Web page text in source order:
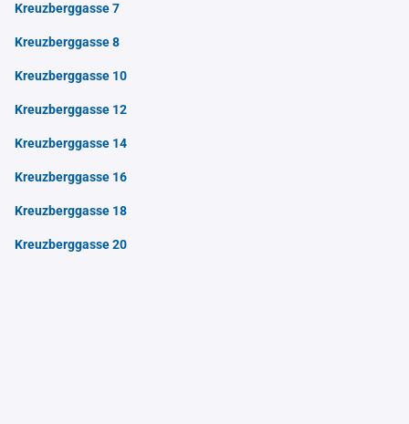
Kreuzberggasse 7
Kreuzberggasse 8
Kreuzberggasse 10
Kreuzberggasse 12
Kreuzberggasse 14
Kreuzberggasse 16
Kreuzberggasse 18
Kreuzberggasse 20